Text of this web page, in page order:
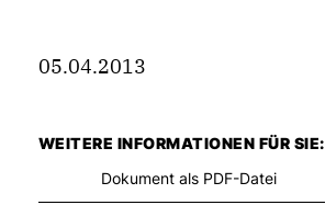
05.04.2013
WEITERE INFORMATIONEN FÜR SIE:
Dokument als PDF-Datei